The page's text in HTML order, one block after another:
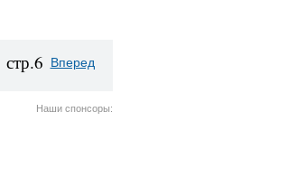
стр.6 Вперед
Наши спонсоры: